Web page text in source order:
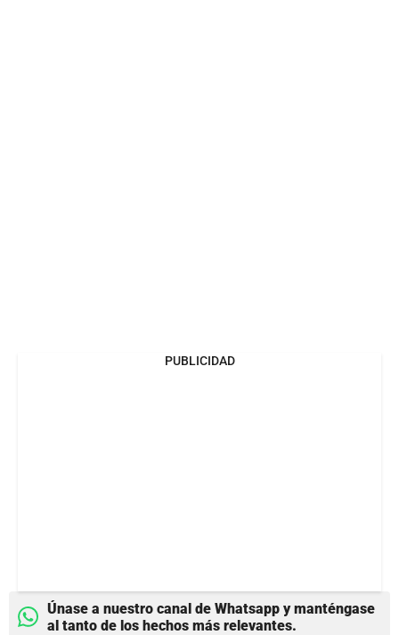
PUBLICIDAD
Únase a nuestro canal de Whatsapp y manténgase
al tanto de los hechos más relevantes.